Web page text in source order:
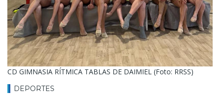
CD GIMNASIA RÍTMICA TABLAS DE DAIMIEL (Foto: RRSS)
DEPORTES